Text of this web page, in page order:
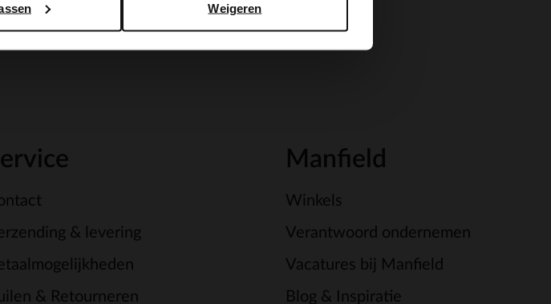
Weigeren
& levering
& Retourneren
Manfield
Winkels
Verantwoord ondernemen
Vacatures bij Manfield
Blog & Inspiratie